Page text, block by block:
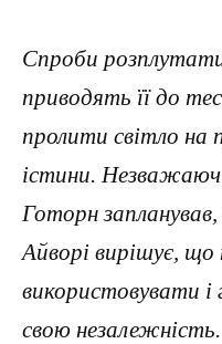
Спроби
приводять її до
пролити світло на
істини.
Готорн
Айворі вирішує, що
використовувати
свою незалежність.